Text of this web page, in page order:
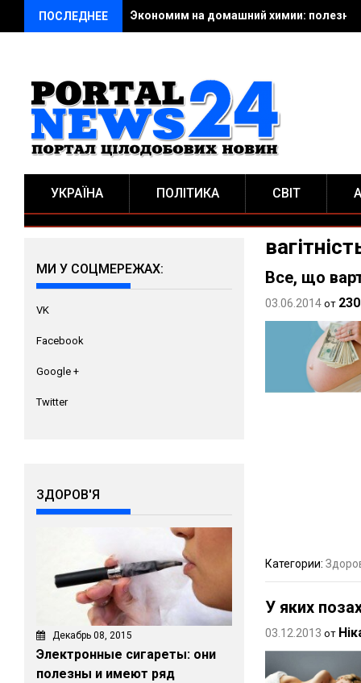
ПОСЛЕДНЕЕ Экономим на домашний химии:
УКРАЇНА ПОЛІТИКА СВІТ
Все, що
03.06.2014 от
Категории:
У яких
03.12.2013 от
МИ У СОЦМЕРЕЖАХ:
VK
Facebook
Google +
Twitter
ЗДОРОВ'Я
Декабрь 08, 2015
Электронные сигареты: они
полезны и имеют ряд